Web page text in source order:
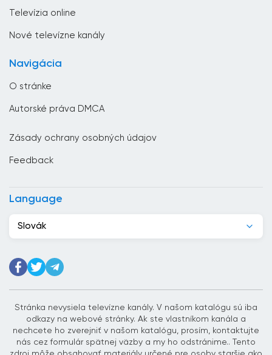
Cyprus
Ekvádor
Etiópia
Filipíny
Fínsko
Televízia online
Nové televízne kanály
Navigácia
O stránke
Autorské práva DMCA
Zásady ochrany osobných údajov
Feedback
Language
Slovák
Stránka nevysiela televízne kanály. V našom katalógu sú iba
odkazy na webové stránky. Ak ste vlastníkom kanála a
nechcete ho zverejniť v našom katalógu, prosím, kontaktujte
nás cez formulár spätnej väzby a my ho odstránime.. Tento